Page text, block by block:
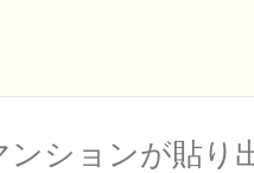
ションが貼り